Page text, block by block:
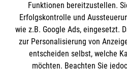
Impressum
Datenschutz
Kontakt
Barrierefreiheit
Die Malteser
Funktionen bereitzustellen.
Erfolgskontrolle und
wie z.B. Google Ads, eingesetzt.
zur Personalisierung von
entscheiden selbst, welche
möchten. Beachten Sie